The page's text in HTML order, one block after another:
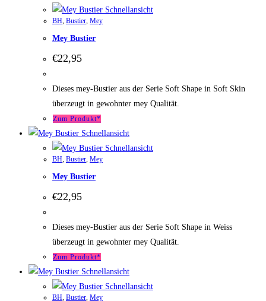
Schnellansicht
BH Bustier Mey
Mey Bustier
€22,95
Dieses mey-Bustier aus der Serie Soft Shape in Soft Skin
überzeugt in gewohnter mey Qualität.
Zum Produkt*
Schnellansicht
Schnellansicht
BH, Bustier, Mey
Mey Bustier
€22,95
Dieses mey-Bustier aus der Serie Soft Shape in Weiss
überzeugt in gewohnter mey Qualität.
Zum Produkt*
Schnellansicht
Schnellansicht
BH, Bustier, Mey